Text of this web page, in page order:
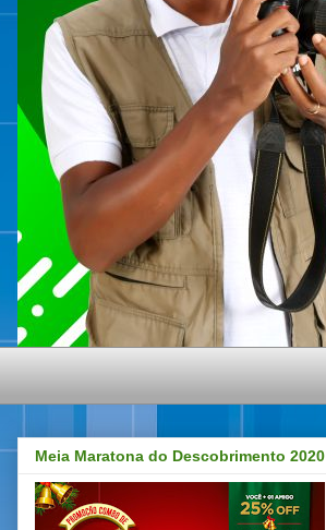
Meia Maratona do Descobrimento 2020